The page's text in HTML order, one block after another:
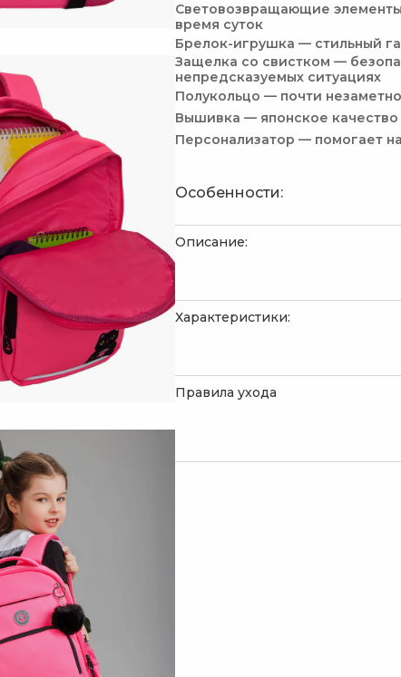
Световозвращающие
время суток
Брелок-игрушка — стильный
Защелка со свистком —
непредсказуемых ситуациях
Полукольцо — почти
Вышивка — японское
Персонализатор — помогает
Особенности:
Описание:
Характеристики:
Правила ухода